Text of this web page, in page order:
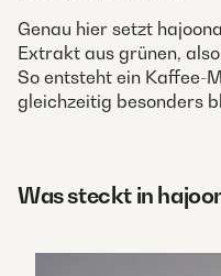
Genau hier setzt
Extrakt aus grünen,
So entsteht ein Kaffee-
gleichzeitig besonders
Was steckt in